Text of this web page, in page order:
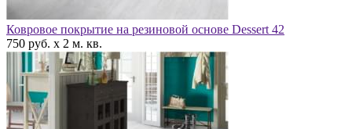
Ковровое покрытие на резиновой основе Dessert 42
750 руб. x 2 м. кв.